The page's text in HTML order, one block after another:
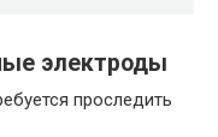
электроды
проследить